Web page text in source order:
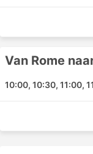
Fiumicino
Fiumicino
The Limo
Van Rome
10:00, 10:30, 11:00,